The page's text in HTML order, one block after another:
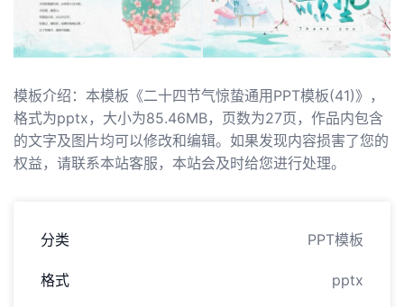
模板介绍：本模板《二十四节气惊蛰通用PPT模板(41)》，
格式为pptx，大小为85.46MB，页数为27页，作品内包含
的文字及图片均可以修改和编辑。如果发现内容损害了您的
权益，请联系本站客服，本站会及时给您进行处理。
分类 PPT模板
格式 pptx